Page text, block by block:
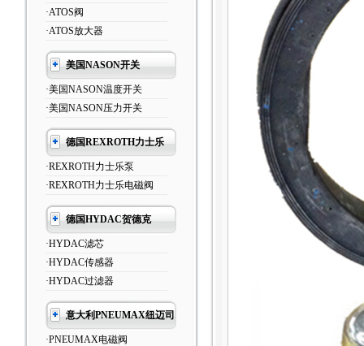
·ATOS阀
·ATOS放大器
美国NASON开关
·美国NASON温度开关
·美国NASON压力开关
德国REXROTH力士乐
·REXROTH力士乐泵
·REXROTH力士乐电磁阀
德国HYDAC贺德克
·HYDAC滤芯
·HYDAC传感器
·HYDAC过滤器
意大利PNEUMAX纽迈司
·PNEUMAX电磁阀